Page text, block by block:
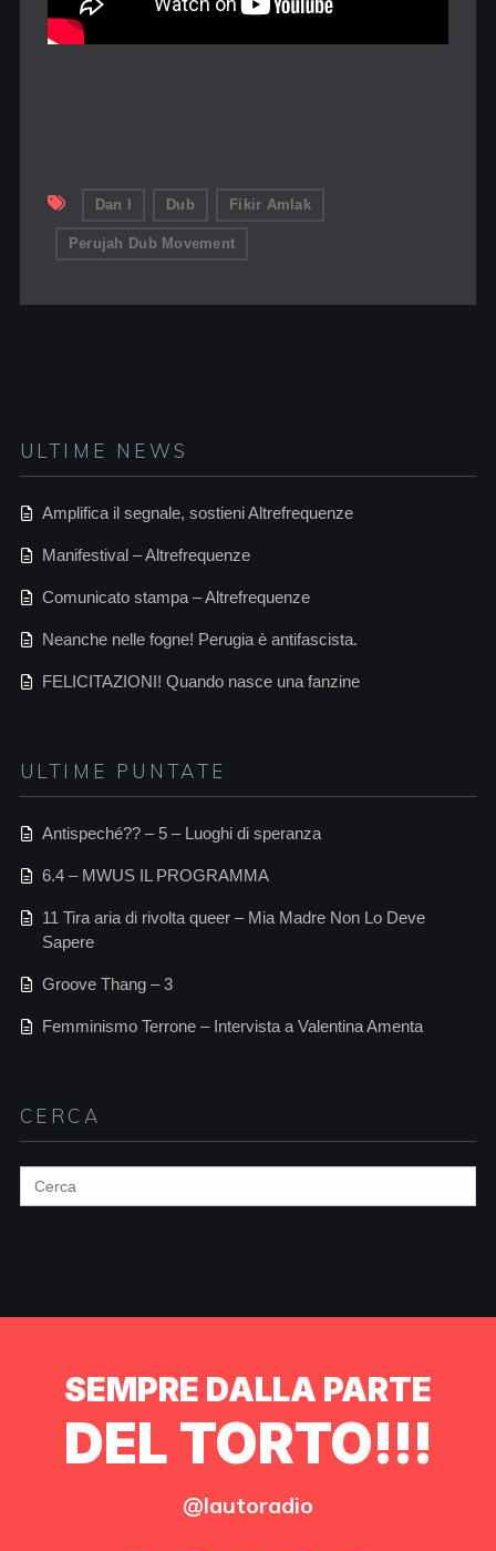
Dan I Dub Fikir Amlak
Perujah Dub Movement
ULTIME NEWS
Amplifica il segnale, sostieni Altrefrequenze
Manifestival – Altrefrequenze
Comunicato stampa – Altrefrequenze
Neanche nelle fogne! Perugia è antifascista.
FELICITAZIONI! Quando nasce una fanzine
ULTIME PUNTATE
Antispeché?? – 5 – Luoghi di speranza
6.4 – MWUS IL PROGRAMMA
11 Tira aria di rivolta queer – Mia Madre Non Lo Deve
Sapere
Groove Thang – 3
Femminismo Terrone – Intervista a Valentina Amenta
CERCA
Search
for:
SEMPRE DALLA PARTE
DEL TORTO!!!
@lautoradio